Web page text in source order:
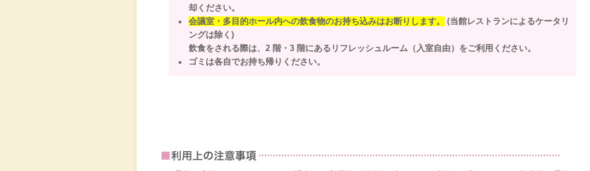
却ください。
会議室・多目的ホール内への飲食物のお持ち込みはお断りします。
(当館レストランによるケータリ
ングは除く)
飲食をされる際は、2 階・3 階にあるリフレッシュルーム（入室自由）をご利用ください。
ゴミは各自でお持ち帰りください。